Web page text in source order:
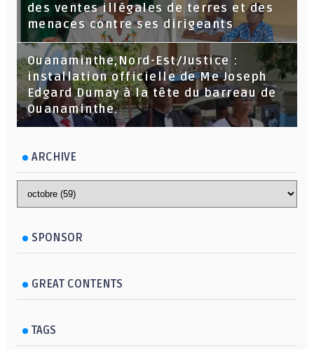
des ventes illégales de terres et des
menaces contre ses dirigeants
Ouanaminthe,Nord-Est/Justice :
installation officielle de Me Joseph
Edgard Dumay à la tête du barreau de
Ouanaminthe.
ARCHIVE
SPONSOR
GREAT CONTENTS
TAGS